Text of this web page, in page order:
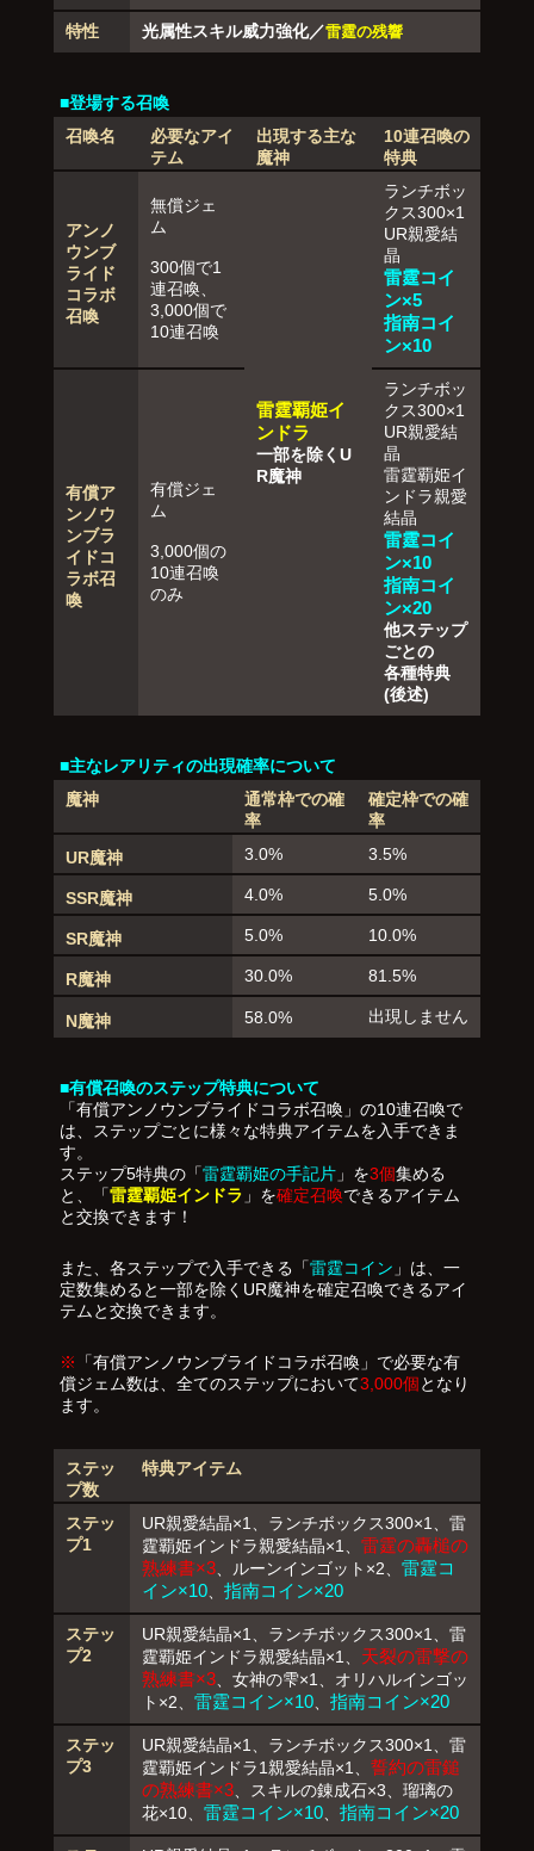
特性 光属性スキル威力強化／雷霆の残響
■登場する召喚
召喚名
必要なアイ
テム
出現する主な
魔神
10連召喚の
特典
アンノ
ウンブ
ライド
コラボ
召喚
無償ジェ
ム
300個で1
連召喚、
3,000個で
10連召喚
雷霆覇姫イ
ンドラ
一部を除くU
R魔神
ランチボッ
クス300×1
UR親愛結
晶
雷霆コイ
ン×5
指南コイ
ン×10
有償ア
ンノウ
ンブラ
イドコ
ラボ召
喚
有償ジェ
ム
3,000個の
10連召喚
のみ
ランチボッ
クス300×1
UR親愛結
晶
雷霆覇姫イ
ンドラ親愛
結晶
雷霆コイ
ン×10
指南コイ
ン×20
他ステップ
ごとの
各種特典
(後述)
■主なレアリティの出現確率について
魔神
通常枠での確
率
確定枠での確
率
UR魔神
3.0% 3.5%
SSR魔神 4.0% 5.0%
SR魔神 5.0% 10.0%
R魔神 30.0% 81.5%
N魔神 58.0% 出現しません
■有償召喚のステップ特典について
「有償アンノウンブライドコラボ召喚」の10連召喚で
は、ステップごとに様々な特典アイテムを入手できま
す。
ステップ5特典の「雷霆覇姫の手記片」を3個集める
と、「雷霆覇姫インドラ 」を確定召喚できるアイテム
と交換できます！
また、各ステップで入手できる「雷霆コイン 」は、一
定数集めると一部を除くUR魔神を確定召喚できるアイ
テムと交換できます。
※
「有償アンノウンブライドコラボ召喚」で必要な有
償ジェム数は、全てのステップにおいて3,000個となり
ます。
ステッ
プ数
特典アイテム
ステッ
プ1
UR親愛結晶×1、ランチボックス300×1、雷
霆覇姫インドラ親愛結晶×1、 雷霆の轟槌の
熟練書×3、ルーンインゴット×2、 雷霆コ
イン×10、 指南コイン×20
ステッ
プ2
UR親愛結晶×1、ランチボックス300×1、雷
霆覇姫インドラ親愛結晶×1、 天裂の雷撃の
熟練書×3、女神の雫×1、オリハルインゴッ
ト×2、 雷霆コイン×10、 指南コイン×20
ステッ
プ3
UR親愛結晶×1、ランチボックス300×1、雷
霆覇姫インドラ1親愛結晶×1、 誓約の雷鎚
の熟練書×3、スキルの錬成石×3、瑠璃の
花×10、 雷霆コイン×10、 指南コイン×20